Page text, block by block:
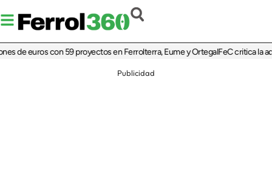
euros con 59 proyectos en Ferrolterra, Eume y OrtegalFeC critica la
Publicidad